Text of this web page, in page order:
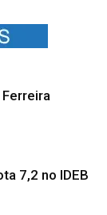
7,2 no IDEB